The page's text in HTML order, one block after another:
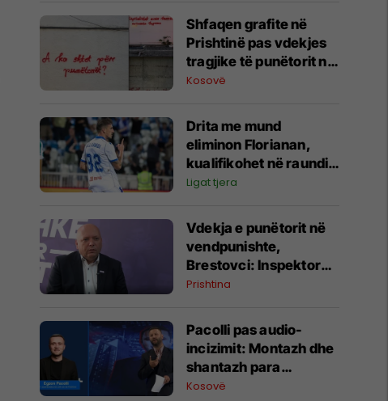
Shfaqen grafite në
Prishtinë pas vdekjes
tragjike të punëtorit në
vendpunishte
Kosovë
Drita me mund
eliminon Florianan,
kualifikohet në raundin
tjetër
Ligat tjera
Vdekja e punëtorit në
vendpunishte,
Brestovci: Inspektorati
i Kryeqytetit nuk është
kontrollin teknik të
vinçit
Prishtina
Pacolli pas audio-
incizimit: Montazh dhe
shantazh para
Kuvendit, asgjë më
Kosovë